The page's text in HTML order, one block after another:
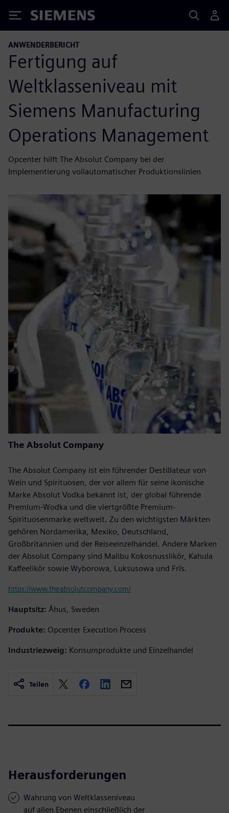
Siemens
ANWENDERBERICHT
Fertigung auf
Weltklasseniveau mit
Siemens Manufacturing
Operations Management
Opcenter hilft The Absolut Company bei der
Implementierung vollautomatischer Produktionslinien
The Absolut Company
The Absolut Company ist ein führender Destillateur von
Wein und Spirituosen, der vor allem für seine ikonische
Marke Absolut Vodka bekannt ist, der global führende
Premium-Wodka und die viertgrößte Premium-
Spirituosenmarke weltweit. Zu den wichtigsten Märkten
gehören Nordamerika, Mexiko, Deutschland,
Großbritannien und der Reiseeinzelhandel. Andere Marken
der Absolut Company sind Malibu Kokosnusslikör, Kahula
Kaffeelikör sowie Wyborowa, Luksusowa und Frïs.
https://www.theabsolutcompany.com/
Hauptsitz: Åhus, Sweden
Produkte: Opcenter Execution Process
Industriezweig: Konsumprodukte und Einzelhandel
Teilen
Herausforderungen
Wahrung von Weltklasseniveau
auf allen Ebenen einschließlich der